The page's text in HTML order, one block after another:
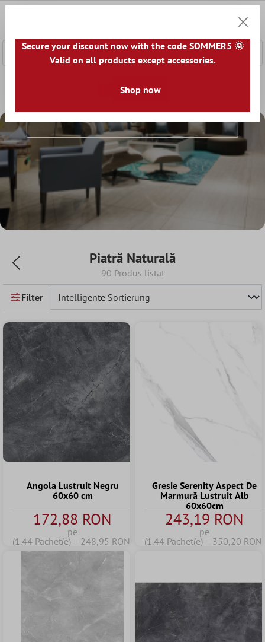
Piatră Naturală
Piatră Naturală
Piatră Naturală
90 Produs listat
Filter
Angola Lustruit Negru
60x60 cm
172,88 RON
pe
(1.44 Pachet(e) = 248,95 RON)
Gresie Serenity Aspect De
Marmură Lustruit Alb
60x60cm
243,19 RON
pe
(1.44 Pachet(e) = 350,20 RON)
Secure your discount now with the code SOMMER5 🌞
Valid on all products except accessories.
Shop now